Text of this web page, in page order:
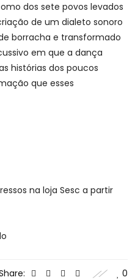
dos sete povos levados
de um dialeto sonoro
borracha e transformado
em que a dança
histórias dos poucos
que esses
na loja Sesc a partir
0